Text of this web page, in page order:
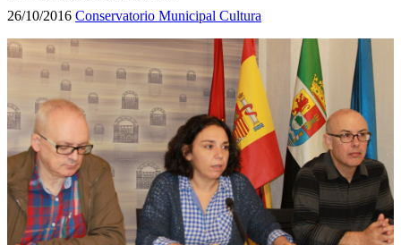
26/10/2016 Conservatorio Municipal Cultura